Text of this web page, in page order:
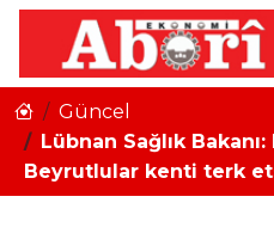
Güncel
Lübnan Sağlık
Beyrutlular kenti terk